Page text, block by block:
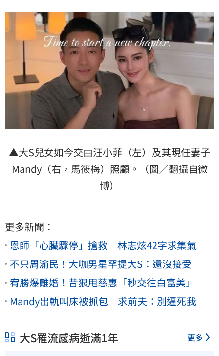
▲大S兒女如今交由汪小菲（左）及其現任妻子
Mandy（右，馬筱梅）照顧。（圖／翻攝自微
博）
更多新聞：
恩師「心臟驟停」搶救 林志炫42字求集氣
不只周渝民！大咖男星罕提大S：還沒接受
宥勝爆離婚！昔狠甩慈惠「秒交往白富美」
Mandy出軌叫床被抓包 求前夫：別逼死我
大S罹流感病逝滿1年 更多